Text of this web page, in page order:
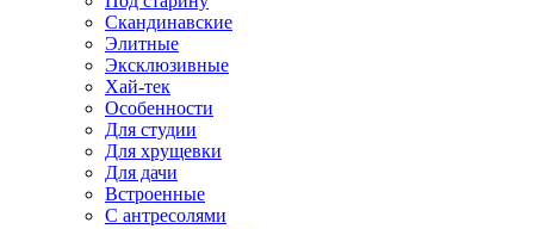
Скандинавские
Элитные
Эксклюзивные
Хай-тек
Особенности
Для студии
Для хрущевки
Для дачи
Встроенные
С антресолями